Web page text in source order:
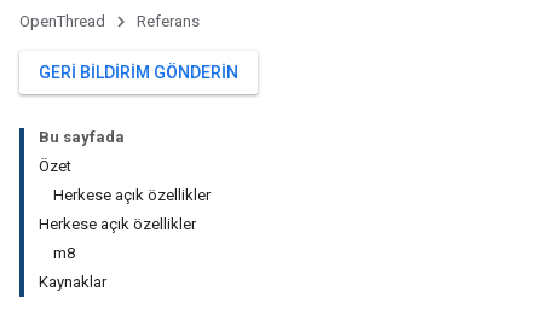
OpenThread Referans
GERI BILDIRIM GÖNDERIN
Bu sayfada
Özet
Herkese açık özellikler
Herkese açık özellikler
m8
Kaynaklar